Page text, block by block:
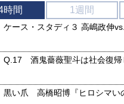
時間 1週間
ケース・スタディ３ 高嶋政伸
Q.17 酒鬼薔薇聖斗は社会復帰
黒い爪 高橋昭博『ヒロシマい